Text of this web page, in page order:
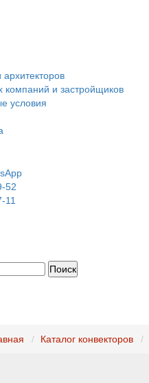
компаний и застройщиков
условия
52
11
Каталог конвекторов